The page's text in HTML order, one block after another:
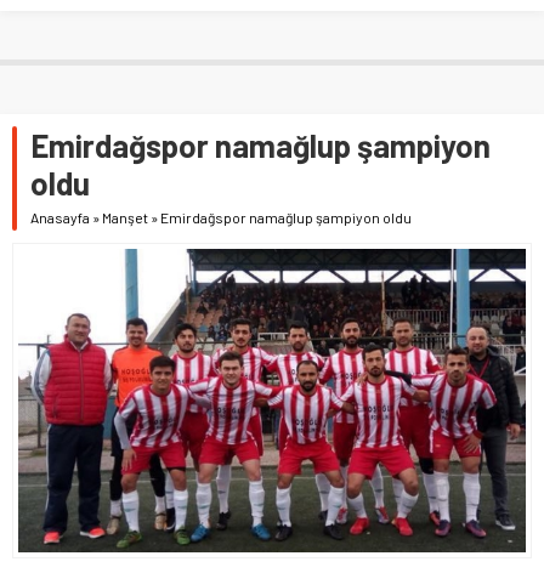
Emirdağspor namağlup şampiyon
oldu
Anasayfa » Manşet » Emirdağspor namağlup şampiyon oldu